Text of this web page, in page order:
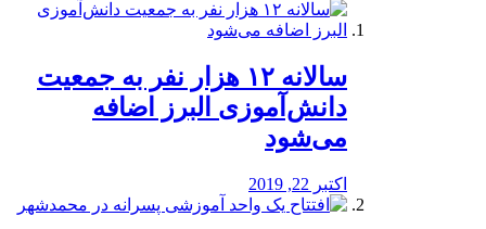
️سالانه ۱۲ هزار نفر به جمعیت
دانش‌آموزی البرز اضافه
می‌شود
اکتبر 22, 2019